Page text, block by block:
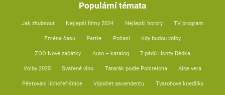
Populární témata
Jak zhubnout Nejlepší filmy 2024 Nejlepší horory TV program
Změna času Partie Počasí Kdy budou volby
ZOO Nové začátky Auto – katalog 7 pádů Honzy Dědka
Volby 2025 Svařené víno Tatarák podle Pohlreicha Aloe vera
Pěstování lichořeřišnice Výpočet ascendentu Tvarohové knedlíky